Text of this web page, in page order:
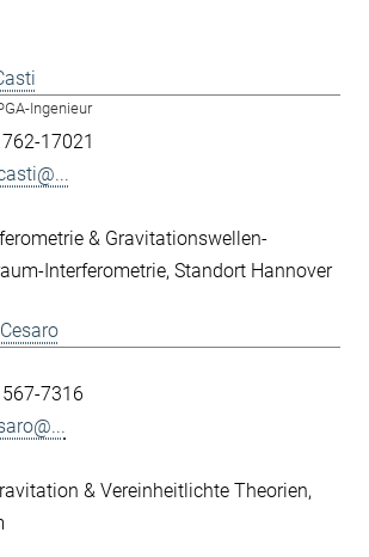
Ingenieur
17021
& Gravitationswellen-
Interferometrie Standort Hannover
7316
& Vereinheitlichte Theorien